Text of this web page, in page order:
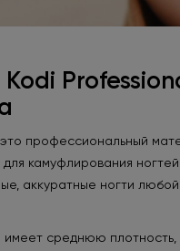
профессиональный
камуфлирования
аккуратные ногти
среднюю